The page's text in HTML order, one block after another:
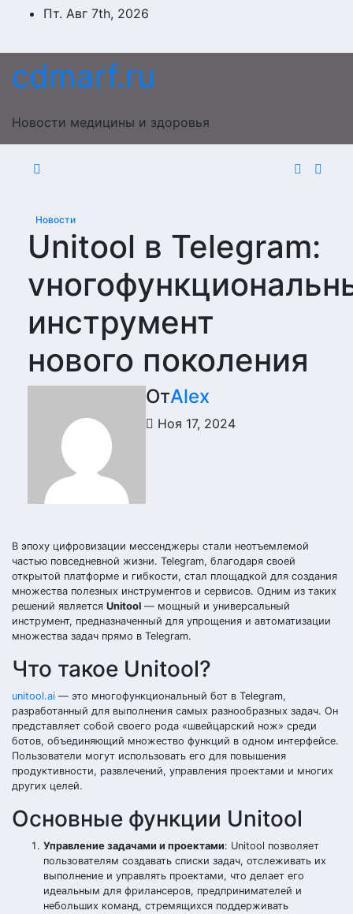
ПерейтиПт. Авг 7th, 2026
cdmarf.ru
Новости медицины и здоровья
Новости
Unitool в Telegram:
инструмент
нового поколения
ОтAlex
Ноя 17, 2024
В эпоху цифровизации мессенджеры стали неотъемлемой
частью повседневной жизни. Telegram, благодаря своей
открытой платформе и гибкости, стал площадкой для создания
множества полезных инструментов и сервисов. Одним из таких
решений является Unitool — мощный и универсальный
инструмент, предназначенный для упрощения и автоматизации
множества задач прямо в Telegram.
Что такое Unitool?
unitool.ai — это многофункциональный бот в Telegram,
разработанный для выполнения самых разнообразных задач. Он
представляет собой своего рода «швейцарский нож» среди
ботов, объединяющий множество функций в одном интерфейсе.
Пользователи могут использовать его для повышения
продуктивности, развлечений, управления проектами и многих
других целей.
Основные функции Unitool
Управление задачами и проектами: Unitool позволяет
пользователям создавать списки задач, отслеживать их
выполнение и управлять проектами, что делает его
идеальным для фрилансеров, предпринимателей и
небольших команд, стремящихся поддерживать